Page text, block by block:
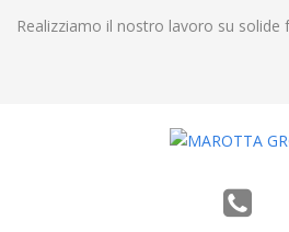
Realizziamo il nostro lavoro su solide